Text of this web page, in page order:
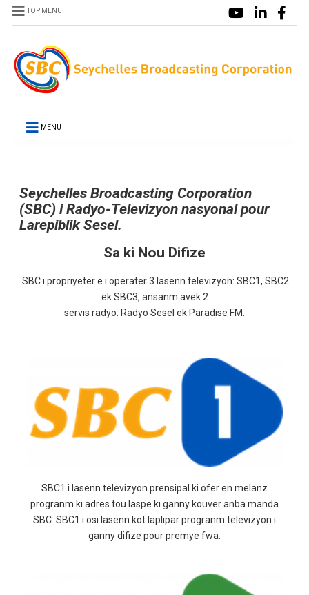
TOP MENU
MENU
Seychelles Broadcasting Corporation
(SBC) i Radyo-Televizyon nasyonal pour
Larepiblik Sesel.
Sa ki Nou Difize
SBC i propriyeter e i operater 3 lasenn televizyon: SBC1, SBC2
ek SBC3, ansanm avek 2
servis radyo: Radyo Sesel ek Paradise FM.
SBC1 i lasenn televizyon prensipal ki ofer en melanz
progranm ki adres tou laspe ki ganny kouver anba manda
SBC. SBC1 i osi lasenn kot laplipar progranm televizyon i
ganny difize pour premye fwa.